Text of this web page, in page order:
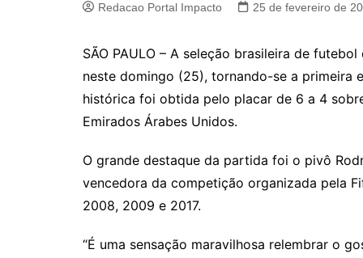
Redacao Portal Impacto 25 de fevereiro de
SÃO PAULO – A seleção brasileira de
neste domingo (25), tornando-se a primeira
histórica foi obtida pelo placar de 6 a 4
Emirados Árabes Unidos.
O grande destaque da partida foi o pivô
vencedora da competição organizada pela
2008, 2009 e 2017.
“É uma sensação maravilhosa relembrar o